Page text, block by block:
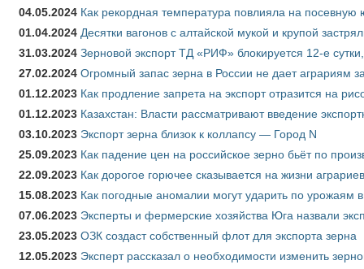
04.05.2024 Как рекордная температура повлияла на
01.04.2024 Десятки вагонов с алтайской мукой и крупой
31.03.2024 Зерновой экспорт ТД «РИФ» блокируется 12-е
27.02.2024 Огромный запас зерна в России не дает аграриям
01.12.2023 Как продление запрета на экспорт отразится на
01.12.2023 Казахстан: Власти рассматривают введение
03.10.2023 Экспорт зерна близок к коллапсу — Город N
25.09.2023 Как падение цен на российское зерно бьёт по
22.09.2023 Как дорогое горючее сказывается на жизни аграриев
15.08.2023 Как погодные аномалии могут ударить по урожаям
07.06.2023 Эксперты и фермерские хозяйства Юга назвали
23.05.2023 ОЗК создаст собственный флот для экспорта зерна
12.05.2023 Эксперт рассказал о необходимости изменить